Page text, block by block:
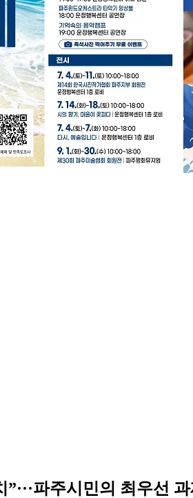
파주시민의 최우선 과